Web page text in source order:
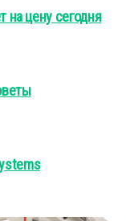
на цену сегодня